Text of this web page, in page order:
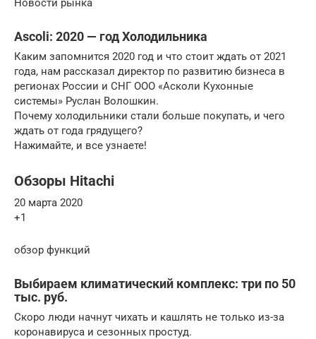
Ascoli: 2020 — год Холодильника
Каким запомнится 2020 год и что стоит ждать от 2021
года, нам рассказал директор по развитию бизнеса в
регионах России и СНГ ООО «Асколи Кухонные
системы» Руслан Волошкин.
Почему холодильники стали больше покупать, и чего
ждать от года грядущего?
Нажимайте, и все узнаете!
Обзоры Hitachi
20 марта 2020
+1
обзор функций
Выбираем климатический комплекс: три по 50
тыс. руб.
Скоро люди начнут чихать и кашлять не только из-за
коронавируса и сезонных простуд.